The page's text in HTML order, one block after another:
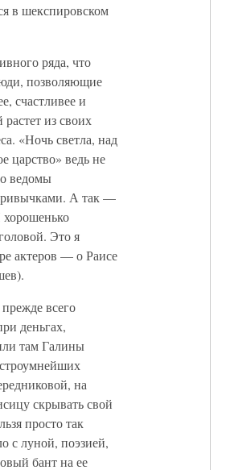
в шекспировском
ряда, что
позволяющие
счастливее и
из своих
«Ночь светла, над
царство» ведь не
ведомы
А так —
хорошенько
Это я
актеров — о Раисе
всего
деньгах,
там Галины
на
скрывать свой
просто так
с луной, поэзией,
бант на ее